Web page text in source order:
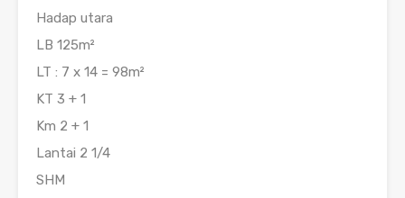
Hadap utara
LB 125m²
LT : 7 x 14 = 98m²
KT 3 + 1
Km 2 + 1
Lantai 2 1/4
SHM